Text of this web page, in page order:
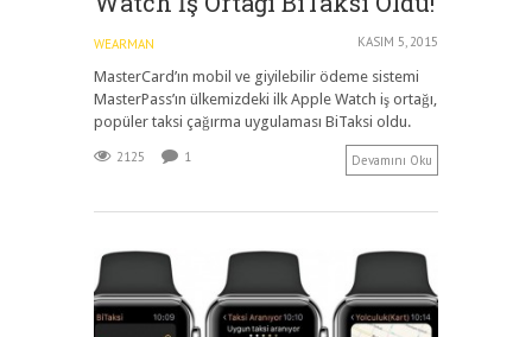
WEARMAN KASIM 5, 2015
MasterCard’ın mobil ve giyilebilir ödeme sistemi
MasterPass’ın ülkemizdeki ilk Apple Watch iş ortağı,
popüler taksi çağırma uygulaması BiTaksi oldu.
2125 1 Devamını Oku